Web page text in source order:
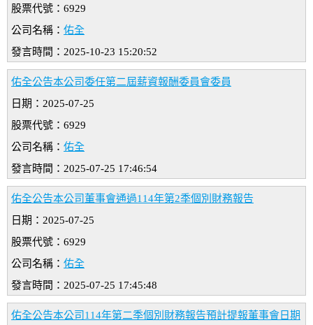
股票代號：6929
公司名稱： 佑全
發言時間：2025-10-23 15:20:52
佑全公告本公司委任第二屆薪資報酬委員會委員
日期：2025-07-25
股票代號：6929
公司名稱： 佑全
發言時間：2025-07-25 17:46:54
佑全公告本公司董事會通過114年第2季個別財務報告
日期：2025-07-25
股票代號：6929
公司名稱： 佑全
發言時間：2025-07-25 17:45:48
佑全公告本公司114年第二季個別財務報告預計提報董事會日期